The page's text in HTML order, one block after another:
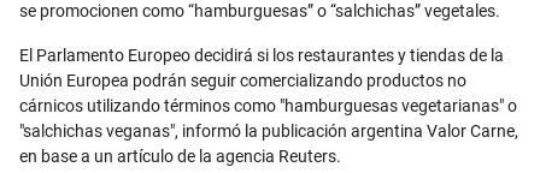
se promocionen como “hamburguesas” o “salchichas” vegetales.
El Parlamento Europeo decidirá si los restaurantes y tiendas de la
Unión Europea podrán seguir comercializando productos no
cárnicos utilizando términos como "hamburguesas vegetarianas" o
"salchichas veganas", informó la publicación argentina Valor Carne,
en base a un artículo de la agencia Reuters.